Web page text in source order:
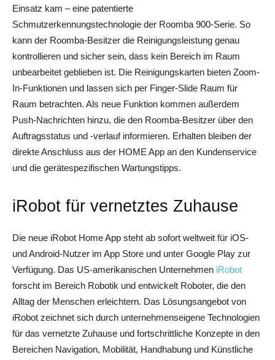
Einsatz kam – eine patentierte
Schmutzerkennungstechnologie der Roomba 900-Serie. So
kann der Roomba-Besitzer die Reinigungsleistung genau
kontrollieren und sicher sein, dass kein Bereich im Raum
unbearbeitet geblieben ist. Die Reinigungskarten bieten Zoom-
In-Funktionen und lassen sich per Finger-Slide Raum für
Raum betrachten. Als neue Funktion kommen außerdem
Push-Nachrichten hinzu, die den Roomba-Besitzer über den
Auftragsstatus und -verlauf informieren. Erhalten bleiben der
direkte Anschluss aus der HOME App an den Kundenservice
und die gerätespezifischen Wartungstipps.
iRobot für vernetztes Zuhause
Die neue iRobot Home App steht ab sofort weltweit für iOS-
und Android-Nutzer im App Store und unter Google Play zur
Verfügung. Das US-amerikanischen Unternehmen iRobot
forscht im Bereich Robotik und entwickelt Roboter, die den
Alltag der Menschen erleichtern. Das Lösungsangebot von
iRobot zeichnet sich durch unternehmenseigene Technologien
für das vernetzte Zuhause und fortschrittliche Konzepte in den
Bereichen Navigation, Mobilität, Handhabung und Künstliche